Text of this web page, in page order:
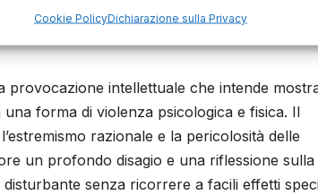
Cookie PolicyDichiarazione sulla Privacy
conclusive: un horror che
provocazione intellettuale che intende
forma di violenza psicologica e fisica. Il
razionale e la pericolosità delle
un profondo disagio e una riflessione
senza ricorrere a facili effetti